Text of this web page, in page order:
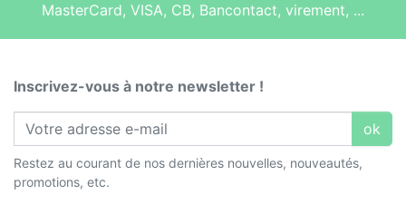
MasterCard, VISA, CB, Bancontact, virement, ...
Inscrivez-vous à notre newsletter !
ok
Restez au courant de nos dernières nouvelles, nouveautés,
promotions, etc.